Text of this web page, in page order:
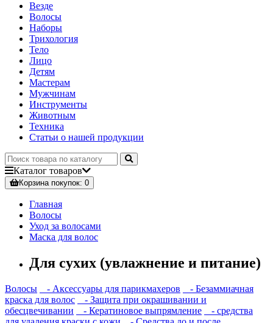
Везде
Волосы
Наборы
Трихология
Тело
Лицо
Детям
Мастерам
Мужчинам
Инструменты
Животным
Техника
Статьи о нашей продукции
Каталог товаров
Корзинапокупок: 0
Главная
Волосы
Уход за волосами
Маска для волос
Для сухих (увлажнение и питание)
Волосы - Аксессуары для парикмахеров
- Безаммиачная
краска для волос
- Защита при окрашивании и
обесцвечивании
- Кератиновое выпрямление
- средства